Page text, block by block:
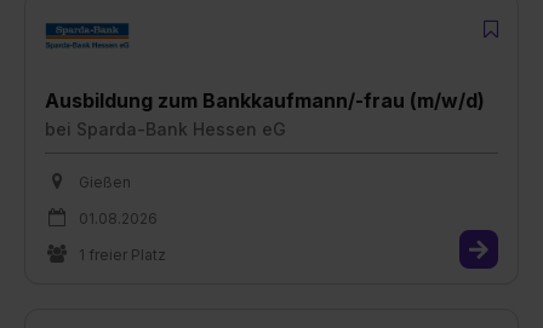
Ausbildung zum Bankkaufmann/-frau (m/w/d)
bei Sparda-Bank Hessen eG
Gießen
01.08.2026
1 freier Platz